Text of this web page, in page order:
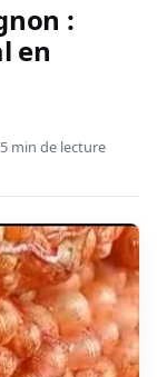
:
en
5 min de lecture